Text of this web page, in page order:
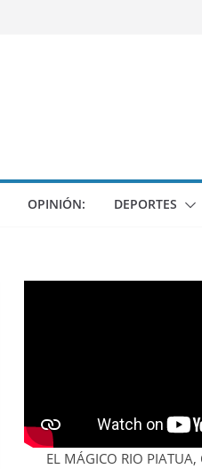
OPINIÓN: DEPORTES
EL MÁGICO RIO PIATUA,